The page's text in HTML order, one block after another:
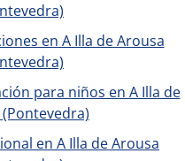
en A Illa de Arousa
para niños en A Illa de
en A Illa de Arousa